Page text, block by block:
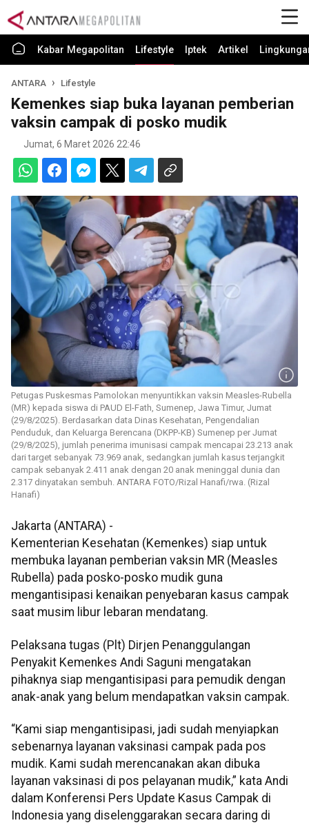
Kabar Megapolitan Lifestyle Iptek Artikel
ANTARA Lifestyle
Kemenkes siap buka layanan pemberian
vaksin campak di posko mudik
Jumat, 6 Maret 2026 22:46
Petugas Puskesmas Pamolokan menyuntikkan vaksin Measles-Rubella
(MR) kepada siswa di PAUD El-Fath, Sumenep, Jawa Timur, Jumat
(29/8/2025). Berdasarkan data Dinas Kesehatan, Pengendalian
Penduduk, dan Keluarga Berencana (DKPP-KB) Sumenep per Jumat
(29/8/2025), jumlah penerima imunisasi campak mencapai 23.213 anak
dari target sebanyak 73.969 anak, sedangkan jumlah kasus terjangkit
campak sebanyak 2.411 anak dengan 20 anak meninggal dunia dan
2.317 dinyatakan sembuh. ANTARA FOTO/Rizal Hanafi/rwa. (Rizal
Hanafi)
Jakarta (ANTARA) -
Kementerian Kesehatan (Kemenkes) siap untuk
membuka layanan pemberian vaksin MR (Measles
Rubella) pada posko-posko mudik guna
mengantisipasi kenaikan penyebaran kasus campak
saat musim libur lebaran mendatang.
Pelaksana tugas (Plt) Dirjen Penanggulangan
Penyakit Kemenkes Andi Saguni mengatakan
pihaknya siap mengantisipasi para pemudik dengan
anak-anak yang belum mendapatkan vaksin campak.
“Kami siap mengantisipasi, jadi sudah menyiapkan
sebenarnya layanan vaksinasi campak pada pos
mudik. Kami sudah merencanakan akan dibuka
layanan vaksinasi di pos pelayanan mudik,” kata Andi
dalam Konferensi Pers Update Kasus Campak di
Indonesia yang diselenggarakan secara daring di